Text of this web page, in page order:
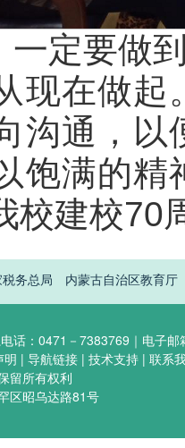
一定要做
现在做
沟通，以
饱满的
校建校70
务总局 内蒙古自治区教育厅
话：0471－7383769｜电子
| 导航链接 | 技术支持 | 联系
所有权利
区昭乌达路81号